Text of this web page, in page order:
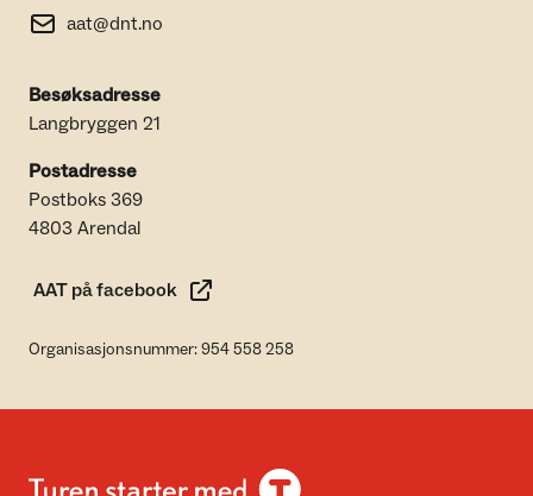
aat@dnt.no
Besøksadresse
Langbryggen 21
Postadresse
Postboks 369
4803 Arendal
AAT på facebook
Organisasjonsnummer: 954 558 258